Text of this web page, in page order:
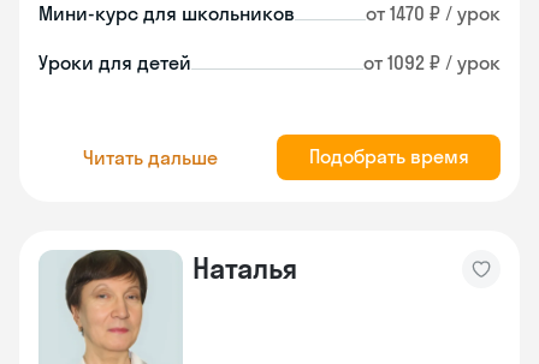
Мини-курс для школьников от 1470 ₽ / урок
Уроки для детей от 1092 ₽ / урок
Читать дальше Подобрать время
Наталья